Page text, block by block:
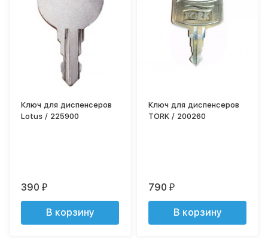
Ключ для диспенсеров
Lotus / 225900
390₽
В корзину
Ключ для диспенсеров
TORK / 200260
790₽
В корзину